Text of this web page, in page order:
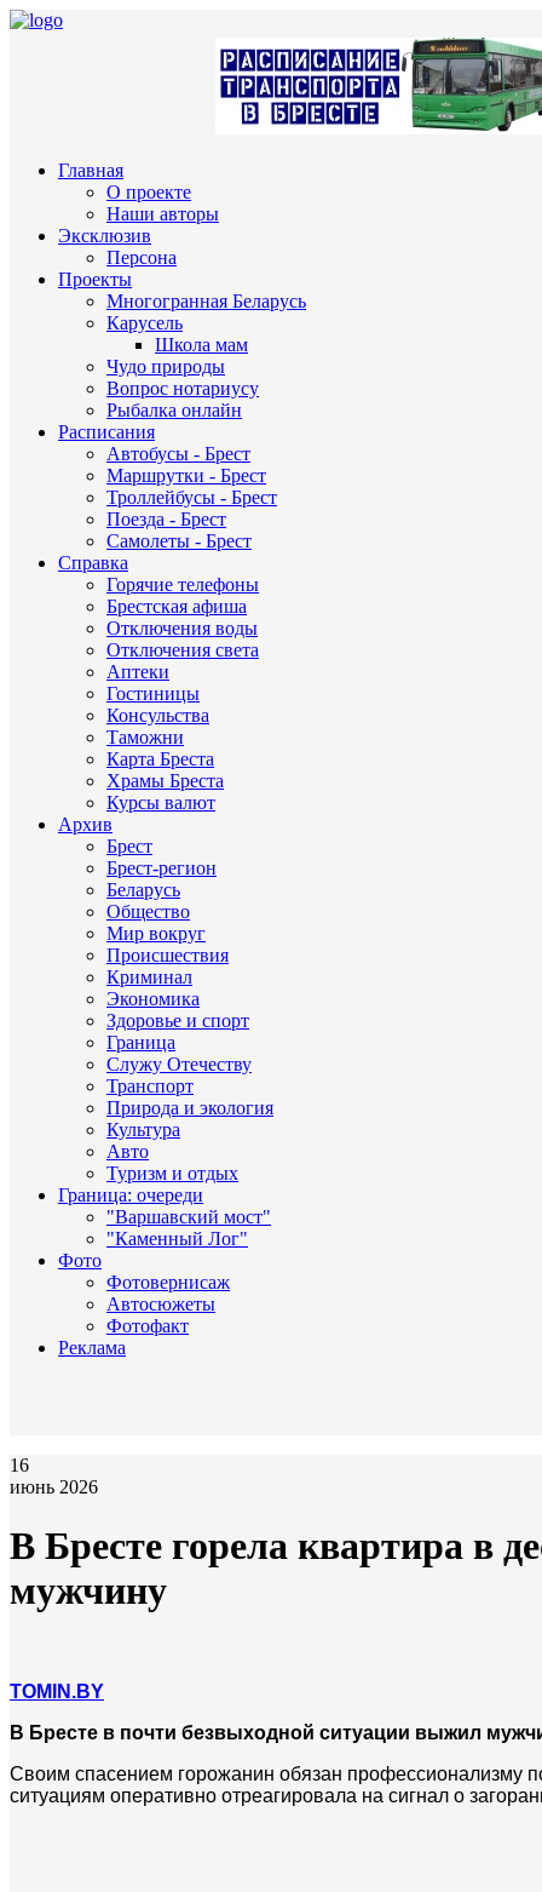
Главная
О проекте
Наши авторы
Эксклюзив
Персона
Проекты
Многогранная Беларусь
Карусель
Школа мам
Чудо природы
Вопрос нотариусу
Рыбалка онлайн
Расписания
Автобусы - Брест
Маршрутки - Брест
Троллейбусы - Брест
Поезда - Брест
Самолеты - Брест
Справка
Горячие телефоны
Брестская афиша
Отключения воды
Отключения света
Аптеки
Гостиницы
Консульства
Таможни
Карта Бреста
Храмы Бреста
Курсы валют
Архив
Брест
Брест-регион
Беларусь
Общество
Мир вокруг
Происшествия
Криминал
Экономика
Здоровье и спорт
Граница
Служу Отечеству
Транспорт
Природа и экология
Культура
Авто
Туризм и отдых
Граница: очереди
"Варшавский мост"
"Каменный Лог"
Фото
Фотовернисаж
Автосюжеты
Фотофакт
Реклама
16
июнь 2026
В Бресте горела квартира в
мужчину
TOMIN.BY
В Бресте в почти безвыходной ситуации выжил
Своим спасением горожанин обязан профессионализму
ситуациям оперативно отреагировала на сигнал о